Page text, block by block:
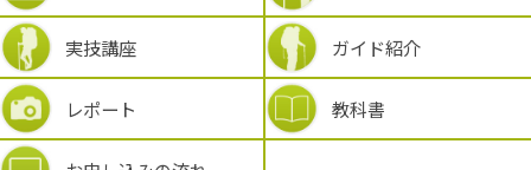
実技講座 ガイド紹介
レポート 教科書